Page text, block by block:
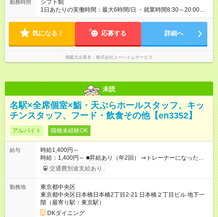
勤務時間
シフト制
1日あたりの実働時間：最大6時間/日 ・就業時間8:30～20:00の
間の6時間
気になる！ 応募する 詳細へ
掲載元企業名 株式会社ユーハイムサービス
未読
名駅×全席個室×鮨・天ぷらホールスタッフ、キッ
チンスタッフ、フード・飲食その他【en3352】
アルバイト 職種未経験OK
給与
時給1,400円～
時給：1,400円～ ■昇給あり（年2回） ⇒トレーナーになった
ら… 通常時給+300円！！ ■高校生同時給 ■研修時給なし ■食
事補助あり ⇒1食200円 ■友人紹介制度あり ⇒最大3万円支給(※
交通費別途支給あり
勤務地
東京都中央区
東京都中央区日本橋日本橋2丁目2-21 日本橋２丁目ビル 地下一
階（最寄り駅：東京駅）
DKダイニング